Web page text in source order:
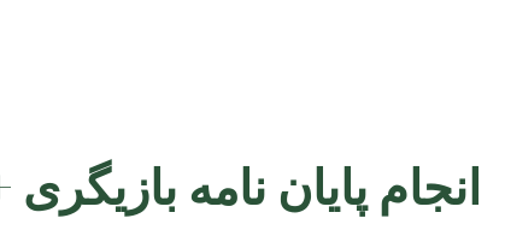
انجام پایان نامه